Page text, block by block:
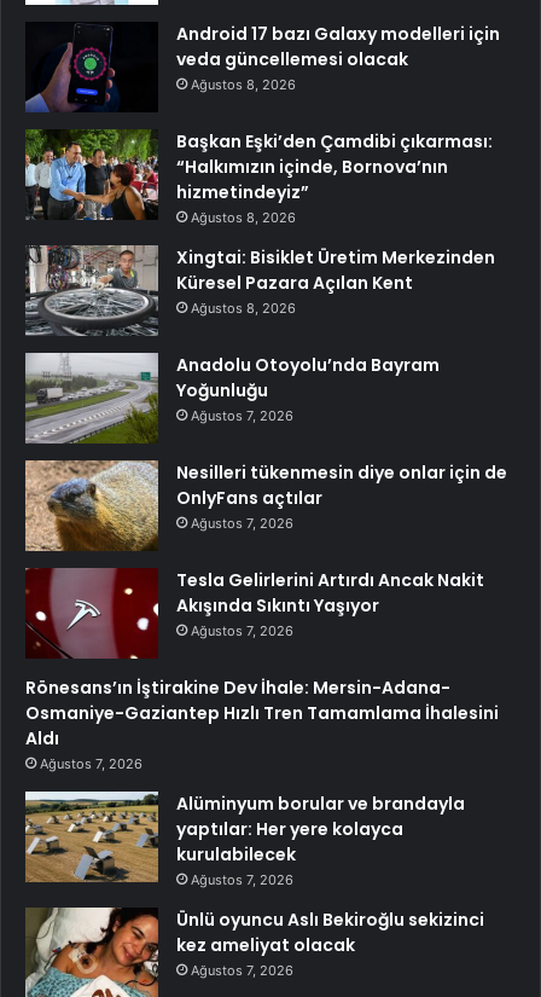
Android 17 bazı Galaxy modelleri için
veda güncellemesi olacak
Ağustos 8, 2026
Başkan Eşki’den Çamdibi çıkarması:
“Halkımızın içinde, Bornova’nın
hizmetindeyiz”
Ağustos 8, 2026
Xingtai: Bisiklet Üretim Merkezinden
Küresel Pazara Açılan Kent
Ağustos 8, 2026
Anadolu Otoyolu’nda Bayram
Yoğunluğu
Ağustos 7, 2026
Nesilleri tükenmesin diye onlar için de
OnlyFans açtılar
Ağustos 7, 2026
Tesla Gelirlerini Artırdı Ancak Nakit
Akışında Sıkıntı Yaşıyor
Ağustos 7, 2026
Rönesans’ın İştirakine Dev İhale: Mersin-Adana-
Osmaniye-Gaziantep Hızlı Tren Tamamlama İhalesini
Aldı
Ağustos 7, 2026
Alüminyum borular ve brandayla
yaptılar: Her yere kolayca
kurulabilecek
Ağustos 7, 2026
Ünlü oyuncu Aslı Bekiroğlu sekizinci
kez ameliyat olacak
Ağustos 7, 2026